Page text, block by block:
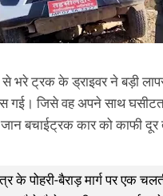
से भरे ट्रक के ड्राइवर ने बड़ी
गई। जिसे वह अपने साथ
बचाईट्रक कार को काफी
के पोहरी-बैराड़ मार्ग पर